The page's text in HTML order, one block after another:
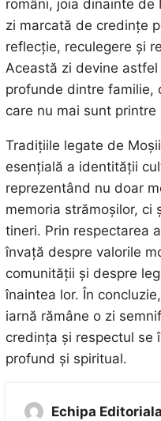
români, joia dinainte de
zi marcată de credințe
reflecție, reculegere și
Această zi devine
profunde dintre familie,
care nu mai sunt printre
Tradițiile legate de
esențială a identității
reprezentând nu doar
memoria strămoșilor, ci
tineri. Prin respectarea
învață despre valorile
comunității și despre
înaintea lor. În
iarnă rămâne o zi
credința și respectul se
profund și spiritual.
Echipa Editoriala